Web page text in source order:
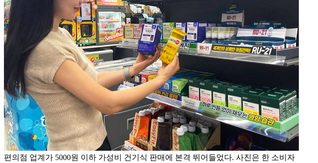
편의점 업계가 5000원 이하 가성비 건기식 판매에 본격 뛰어들었다. 사진은 한 소비자